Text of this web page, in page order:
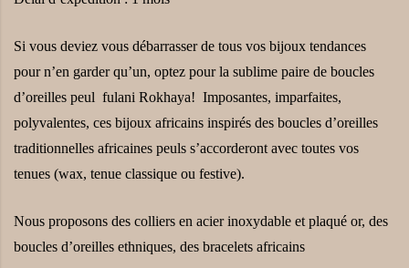
Si vous deviez vous débarrasser de tous vos bijoux tendances
pour n’en garder qu’un, optez pour la sublime paire de boucles
d’oreilles peul fulani Rokhaya! Imposantes, imparfaites,
polyvalentes, ces bijoux africains inspirés des boucles d’oreilles
traditionnelles africaines peuls s’accorderont avec toutes vos
tenues (wax, tenue classique ou festive).
Nous proposons des colliers en acier inoxydable et plaqué or, des
boucles d’oreilles ethniques, des bracelets africains